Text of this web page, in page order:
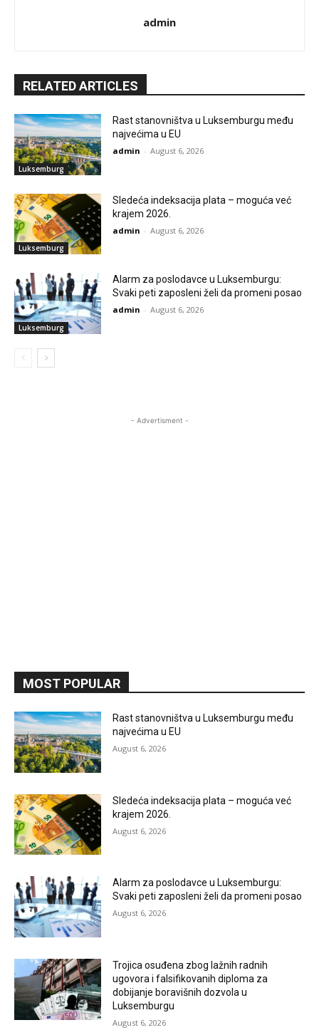
admin
RELATED ARTICLES
Luksemburg
Rast stanovništva u Luksemburgu među
najvećima u EU
admin - August 6, 2026
Luksemburg
Sledeća indeksacija plata – moguća već
krajem 2026.
admin - August 6, 2026
Luksemburg
Alarm za poslodavce u Luksemburgu:
Svaki peti zaposleni želi da promeni posao
admin - August 6, 2026
- Advertisment -
MOST POPULAR
Rast stanovništva u Luksemburgu među
najvećima u EU
August 6, 2026
Sledeća indeksacija plata – moguća već
krajem 2026.
August 6, 2026
Alarm za poslodavce u Luksemburgu:
Svaki peti zaposleni želi da promeni posao
August 6, 2026
Trojica osuđena zbog lažnih radnih
ugovora i falsifikovanih diploma za
dobijanje boravišnih dozvola u
Luksemburgu
August 6, 2026